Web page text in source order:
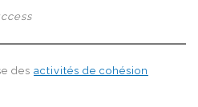
des activités de cohésion